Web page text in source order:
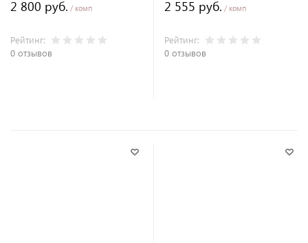
2 800 руб. / комп
Рейтинг:
0 отзывов
2 555 руб. / комп
Рейтинг:
0 отзывов